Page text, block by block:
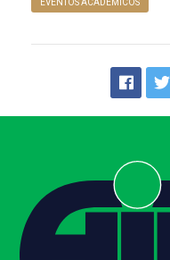
EVENTOS ACADÉMICOS